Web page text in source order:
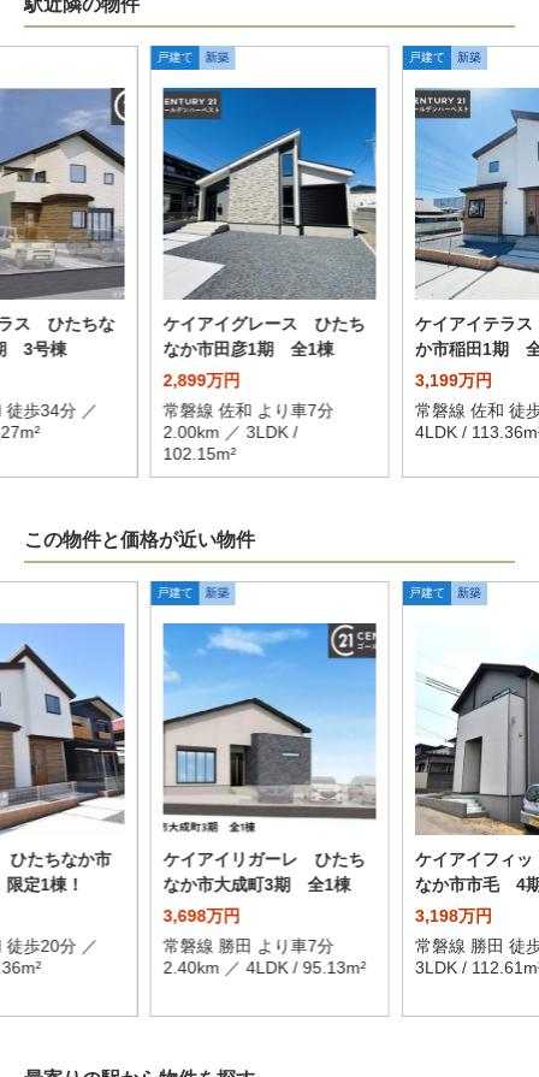
駅近隣の物件
ス ひたちな
3号棟
徒歩34分 ／
戸建て 新築
ケイアイグレース ひたち
なか市田彦1期 全1棟
2,899万円
常磐線 佐和 より車7分
2.00km ／ 3LDK /
102.15m²
戸建て 新築
ケイアイテラ
か市稲田1期
3,199万円
常磐線 佐和 徒
4LDK /
この物件と価格が近い物件
たちなか市
定1棟！
徒歩20分 ／
戸建て 新築
ケイアイリガーレ ひたち
なか市大成町3期 全1棟
3,698万円
常磐線 勝田 より車7分
2.40km ／ 4LDK / 95.13m²
戸建て 新築
ケイアイフィ
なか市市毛 4
3,198万円
常磐線 勝田 徒
3LDK /